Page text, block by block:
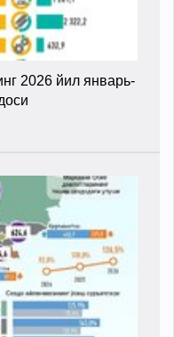
2026 йил январь-